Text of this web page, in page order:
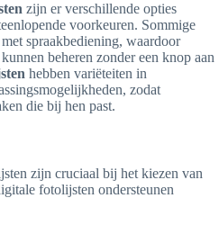
zijn er verschillende opties
voorkeuren. Sommige
spraakbediening, waardoor
beheren zonder een knop aan
hebben variëteiten in
zodat
die bij hen past.
zijn cruciaal bij het kiezen van
fotolijsten ondersteunen